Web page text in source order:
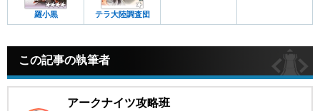
羅小黒 テラ大陸調査団
この記事の執筆者
アークナイツ攻略班